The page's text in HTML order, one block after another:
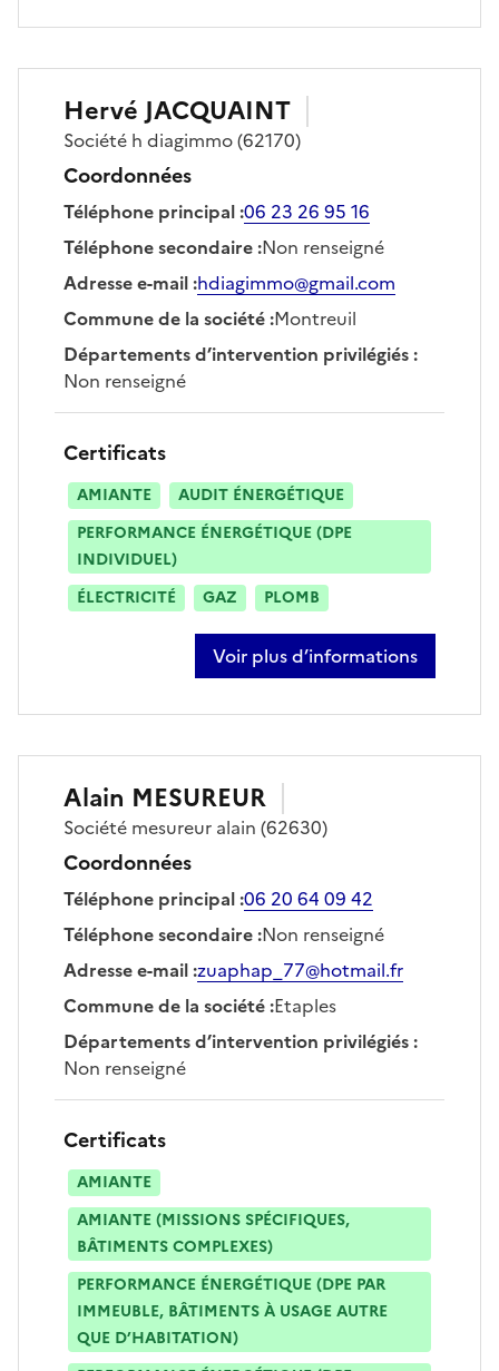
Hervé JACQUAINT
Société h diagimmo(62170)
Coordonnées
Téléphone principal:06 23 26 95 16
Téléphone secondaire:Non renseigné
Adresse e-mail:hdiagimmo@gmail.com
Commune de la société:Montreuil
Départements d’intervention privilégiés:
Non renseigné
Certificats
AMIANTE
AUDIT ÉNERGÉTIQUE
PERFORMANCE ÉNERGÉTIQUE (DPE
INDIVIDUEL)
ÉLECTRICITÉ
GAZ PLOMB
Voir plus d’informations
sur hervé jacquaint
Alain MESUREUR
Société mesureur alain (62630)
Coordonnées
Téléphone principal:06 20 64 09 42
Téléphone secondaire:Non renseigné
Adresse e-mail:zuaphap_77@hotmail.fr
Commune de la société:Etaples
Départements d’intervention privilégiés:
Non renseigné
Certificats
AMIANTE
AMIANTE (MISSIONS SPÉCIFIQUES,
BÂTIMENTS COMPLEXES)
PERFORMANCE ÉNERGÉTIQUE (DPE PAR
IMMEUBLE, BÂTIMENTS À USAGE AUTRE
QUE D’HABITATION)